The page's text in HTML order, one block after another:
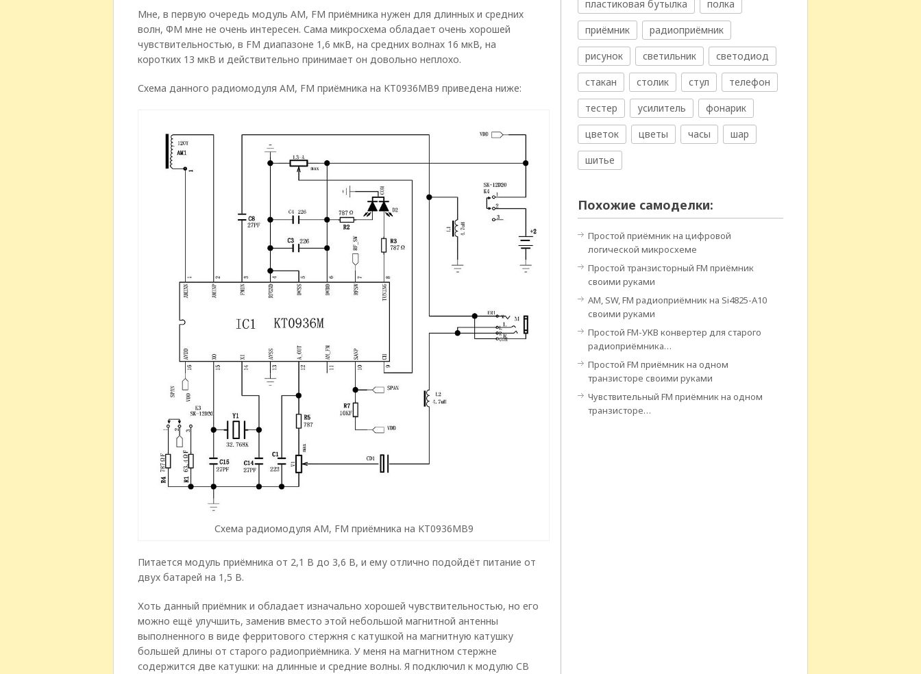
Мне, в первую очередь модуль АМ, FM приёмника нужен для длинных и средних
волн, ФМ мне не очень интересен. Сама микросхема обладает очень хорошей
чувствительностью, в FM диапазоне 1,6 мкВ, на средних волнах 16 мкВ, на
коротких 13 мкВ и действительно принимает он довольно неплохо.
Схема данного радиомодуля АМ, FM приёмника на KT0936MB9 приведена ниже:
Схема радиомодуля АМ, FM приёмника на KT0936MB9
Питается модуль приёмника от 2,1 В до 3,6 В, и ему отлично подойдёт питание от
двух батарей на 1,5 В.
Хоть данный приёмник и обладает изначально хорошей чувствительностью, но его
можно ещё улучшить, заменив вместо этой небольшой магнитной антенны
выполненного в виде ферритового стержня с катушкой на магнитную катушку
большей длины от старого радиоприёмника. У меня на магнитном стержне
содержится две катушки: на длинные и средние волны. Я подключил к модулю СВ
пластиковая бутылка
полка
приёмник
радиоприёмник
рисунок
светильник
светодиод
стакан
столик стул
телефон
тестер
усилитель
фонарик
цветок
цветы часы
шар
шитье
Похожие самоделки:
Простой приёмник на цифровой
логической микросхеме
Простой транзисторный FM приёмник
своими руками
AM, SW, FM радиоприёмник на Si4825-A10
своими руками
Простой FM-УКВ конвертер для старого
радиоприёмника…
Простой FM приёмник на одном
транзисторе своими руками
Чувствительный FM приёмник на одном
транзисторе…